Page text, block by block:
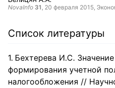
NovaInfo 31, 20 февраля 2015,
Список литературы
Бехтерева И.С.
формирования учетной
налогообложения //